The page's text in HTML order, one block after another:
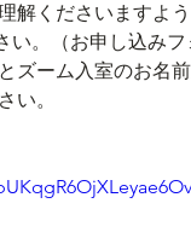
解くださいますよう
い。（お申し込み
ズーム入室のお名
い。